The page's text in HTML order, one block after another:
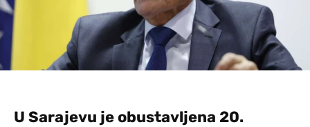
U Sarajevu je obustavljena 20.